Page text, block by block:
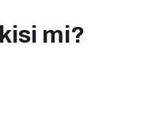
mi?